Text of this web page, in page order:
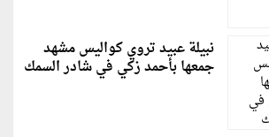
نبيلة عبيد تروي كواليس مشهد
جمعها بأحمد زكي في شادر السمك